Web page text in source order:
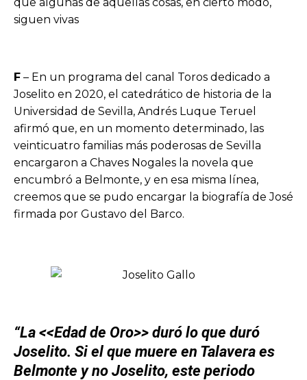
siguen vivas
F – En un programa del canal Toros dedicado a
Joselito en 2020, el catedrático de historia de la
Universidad de Sevilla, Andrés Luque Teruel
afirmó que, en un momento determinado, las
veinticuatro familias más poderosas de Sevilla
encargaron a Chaves Nogales la novela que
encumbró a Belmonte, y en esa misma línea,
creemos que se pudo encargar la biografía de José
firmada por Gustavo del Barco.
“La <<Edad de Oro>> duró lo que duró
Joselito. Si el que muere en Talavera es
Belmonte y no Joselito, este periodo